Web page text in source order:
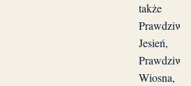
także
Prawdziwa
Jesień,
Prawdziwa
Wiosna,